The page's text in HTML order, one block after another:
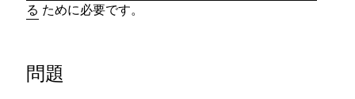
る ために必要です。
問題